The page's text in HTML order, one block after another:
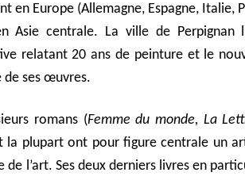
en Europe (Allemagne, Espagne, Italie,
Asie centrale. La ville de Perpignan
relatant 20 ans de peinture et le
de ses œuvres.
romans (Femme du monde, La
la plupart ont pour figure centrale un
l’art. Ses deux derniers livres en